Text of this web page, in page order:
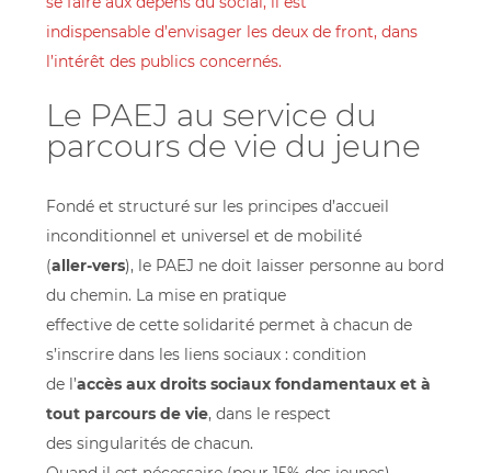
indispensable d’envisager les deux de front, dans
l’intérêt des publics concernés.
Le PAEJ au service du
parcours de vie du jeune
Fondé et structuré sur les principes d’accueil
inconditionnel et universel et de mobilité
(aller-vers), le PAEJ ne doit laisser personne au bord
du chemin. La mise en pratique
effective de cette solidarité permet à chacun de
s’inscrire dans les liens sociaux : condition
de l’accès aux droits sociaux fondamentaux et à
tout parcours de vie, dans le respect
des singularités de chacun.